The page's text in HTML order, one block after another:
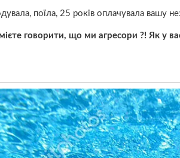
поїла, 25 років оплачувала вашу
говорити, що ми агресори ?! Як у